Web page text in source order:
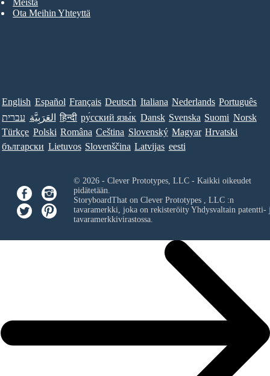
Meistä
Ota Meihin Yhteyttä
English Español Français Deutsch Italiana Nederlands Português
עברית العَرَبِيَّة हिन्दी ру́сский язы́к Dansk Svenska Suomi Norsk
Türkçe Polski Româna Ceština Slovenský Magyar Hrvatski
български Lietuvos Slovenščina Latvijas eesti
© 2026 - Clever Prototypes, LLC - Kaikki oikeudet
pidätetään.
StoryboardThat on Clever Prototypes , LLC:n
tavaramerkki, joka on rekisteröity Yhdysvaltain patentti-
tavaramerkkivirastossa.